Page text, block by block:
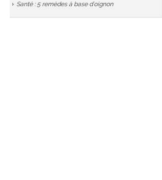
Santé : 5 remèdes à base d'oignon